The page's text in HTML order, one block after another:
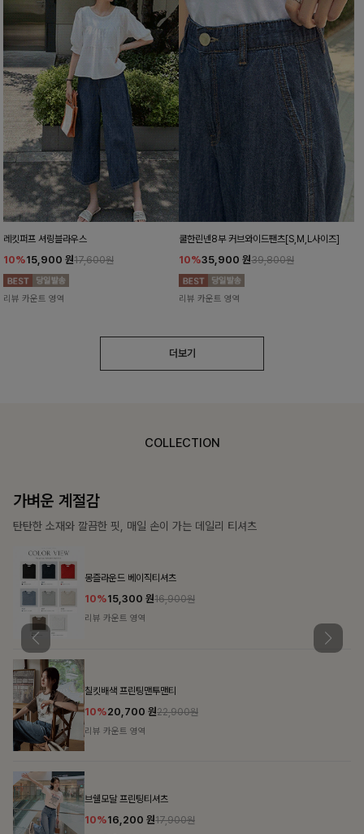
레킷퍼프 셔링블라우스
10%15,900 원17,600원
리뷰 카운트 영역
쿨한린넨8부 커브와이드팬츠[S,M,L사이즈]
10%35,900 원39,800원
리뷰 카운트 영역
더보기
COLLECTION
가장 쉬운 코디
특별한 날부터 일상까지 함께하는 룩